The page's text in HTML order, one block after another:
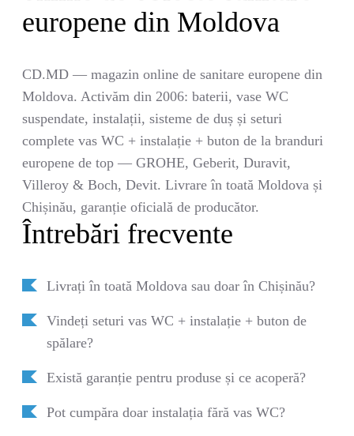
europene din Moldova
CD.MD — magazin online de sanitare europene din
Moldova. Activăm din 2006: baterii, vase WC
suspendate, instalații, sisteme de duș și seturi
complete vas WC + instalație + buton de la branduri
europene de top — GROHE, Geberit, Duravit,
Villeroy & Boch, Devit. Livrare în toată Moldova și
Chișinău, garanție oficială de producător.
Întrebări frecvente
Livrați în toată Moldova sau doar în Chișinău?
Vindeți seturi vas WC + instalație + buton de
spălare?
Există garanție pentru produse și ce acoperă?
Pot cumpăra doar instalația fără vas WC?